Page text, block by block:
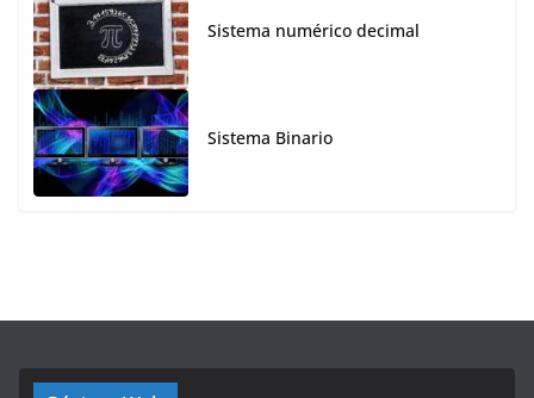
Sistema numérico decimal
Sistema Binario